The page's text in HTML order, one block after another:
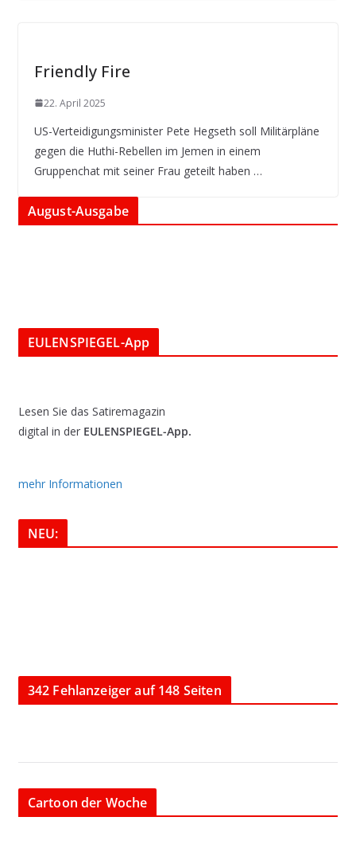
Friendly Fire
22. April 2025
US-Verteidigungsminister Pete Hegseth soll Militärpläne
gegen die Huthi-Rebellen im Jemen in einem
Gruppenchat mit seiner Frau geteilt haben …
August-Ausgabe
EULENSPIEGEL-App
Lesen Sie das Satiremagazin
digital in der EULENSPIEGEL-App.
mehr Informationen
NEU:
342 Fehlanzeiger auf 148 Seiten
Cartoon der Woche